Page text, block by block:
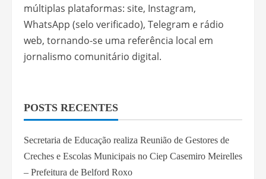
múltiplas plataformas: site, Instagram,
WhatsApp (selo verificado), Telegram e rádio
web, tornando-se uma referência local em
jornalismo comunitário digital.
POSTS RECENTES
Secretaria de Educação realiza Reunião de Gestores de
Creches e Escolas Municipais no Ciep Casemiro Meirelles
– Prefeitura de Belford Roxo